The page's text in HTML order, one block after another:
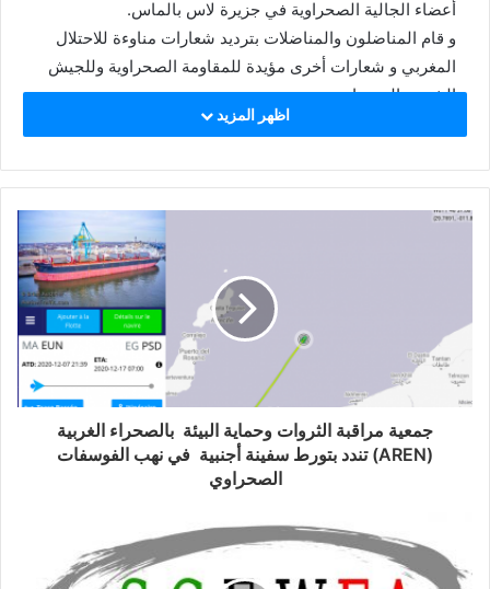
أعضاء الجالية الصحراوية في جزيرة لاس بالماس.
و قام المناضلون والمناضلات بترديد شعارات مناوءة للاحتلال
المغربي و شعارات أخرى مؤيدة للمقاومة الصحراوية وللجيش
الشعبي الصحراوي.
يصادف العاشر من ديسمبر من كل عام ويجعله
الصحراويين فرصة لتحديد النضال وإيصال صوت قضيتهم
الى المجتمع الإسباني والمطالبة بالحقوق الشاملة
للانسان الصحراوي الذي يعاني اللجوء والاعتقال
والتشتيت والهجرة وحقه في بناء دولة في بلده الصحراء
الغربية تسمى الجمهورية العربية الصحراوية الديمقراطية
بقيادة رائد كفاحه الجبهة الشعبية لتحرير الساقية الحمراء
و وادي الذهب.
اظهر المزيد
جمعية مراقبة الثروات وحماية البيئة بالصحراء الغربية
(AREN) تندد بتورط سفينة أجنبية في نهب الفوسفات
الصحراوي